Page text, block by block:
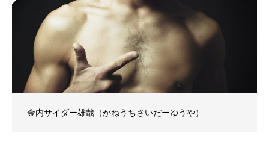
金内サイダー雄哉（かねうちさいだーゆうや）